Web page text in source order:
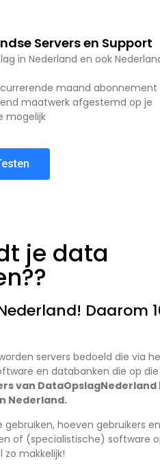
Servers en Support
in Nederland en ook
maand abonnement
maatwerk afgestemd op je
mogelijk
je data
Daarom
servers bedoeld die via
en databanken die op
van DataOpslagNederland
Nederland.
hoeven gebruikers
of (specialistische) software
zo makkelijk!